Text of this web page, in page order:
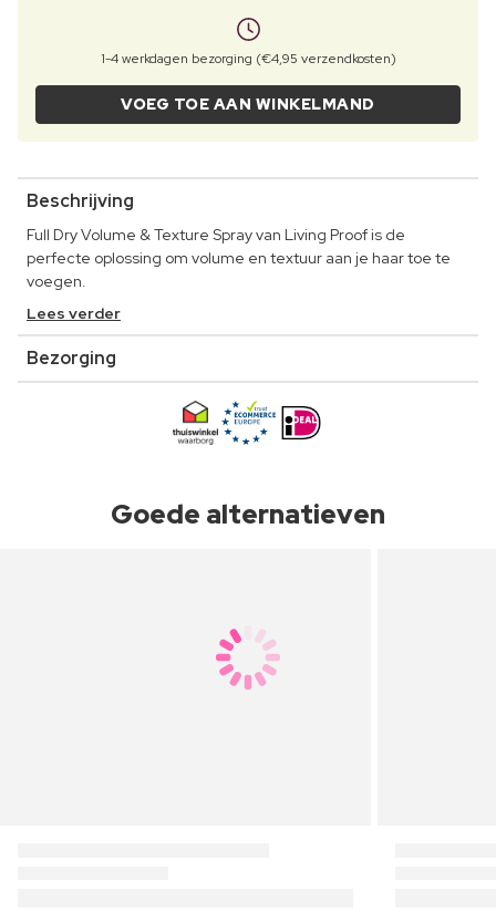
1-4 werkdagen bezorging (€4,95 verzendkosten)
VOEG TOE AAN WINKELMAND
Beschrijving
Full Dry Volume & Texture Spray van Living Proof is de
perfecte oplossing om volume en textuur aan je haar toe te
voegen.
Lees verder
Bezorging
Goede alternatieven